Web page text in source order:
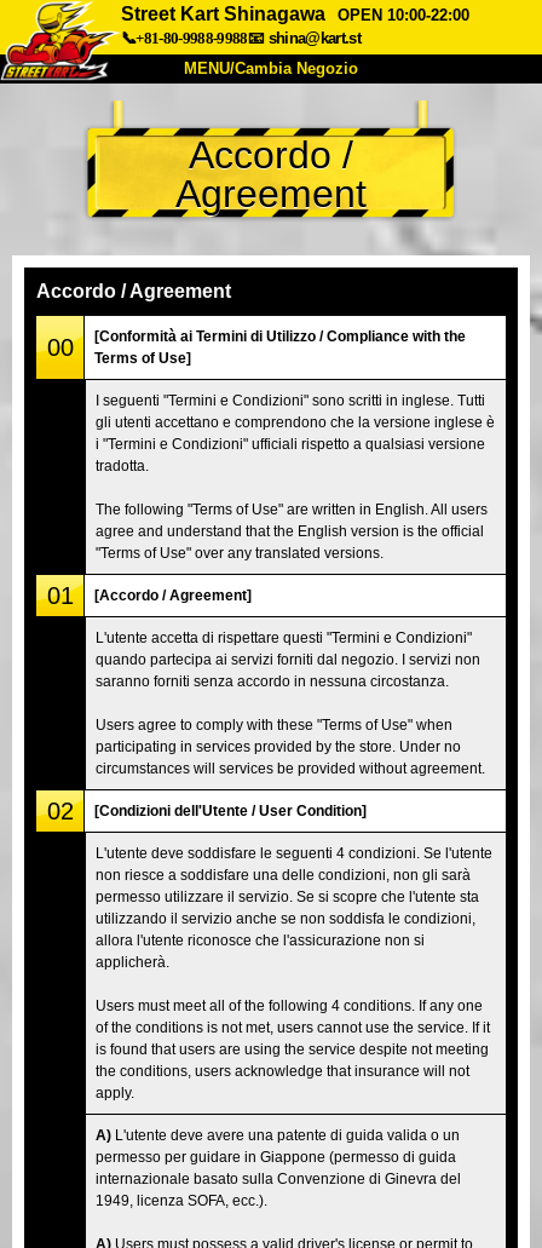
Street Kart Shinagawa
OPEN 10:00-22:00
📞+81-80-9988-9988📧 shina@kart.st
MENU/Cambia Negozio
Chi Siamo Specifiche Prezzo
Accesso Recensioni FAQ
Prenotazioni
Cambia Negozio
Tokyo Shinagawa
Tokyo Akihabara#2
Tokyo Shibuya Annex Tokyo Bay
Tokyo Asakusa Osaka
Accordo /
Agreement
Accordo / Agreement
00
[Conformità ai Termini di Utilizzo / Compliance with the
Terms of Use]
I seguenti "Termini e Condizioni" sono scritti in inglese. Tutti
gli utenti accettano e comprendono che la versione inglese è
i "Termini e Condizioni" ufficiali rispetto a qualsiasi versione
tradotta.
The following "Terms of Use" are written in English. All users
agree and understand that the English version is the official
"Terms of Use" over any translated versions.
01 [Accordo / Agreement]
L'utente accetta di rispettare questi "Termini e Condizioni"
quando partecipa ai servizi forniti dal negozio. I servizi non
saranno forniti senza accordo in nessuna circostanza.
Users agree to comply with these "Terms of Use" when
participating in services provided by the store. Under no
circumstances will services be provided without agreement.
02 [Condizioni dell'Utente / User Condition]
L'utente deve soddisfare le seguenti 4 condizioni. Se l'utente
non riesce a soddisfare una delle condizioni, non gli sarà
permesso utilizzare il servizio. Se si scopre che l'utente sta
utilizzando il servizio anche se non soddisfa le condizioni,
allora l'utente riconosce che l'assicurazione non si
applicherà.
Users must meet all of the following 4 conditions. If any one
of the conditions is not met, users cannot use the service. If it
is found that users are using the service despite not meeting
the conditions, users acknowledge that insurance will not
apply.
A) L'utente deve avere una patente di guida valida o un
permesso per guidare in Giappone (permesso di guida
internazionale basato sulla Convenzione di Ginevra del
1949, licenza SOFA, ecc.).
A) Users must possess a valid driver's license or permit to